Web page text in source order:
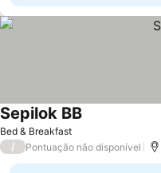
Bed & Breakfast
Sepilok BBVer preços
/ Pontuação não disponível